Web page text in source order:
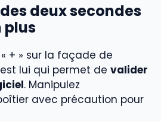
deux secondes
plus
+ » sur la façade de
lui qui permet de valider
. Manipulez
avec précaution pour